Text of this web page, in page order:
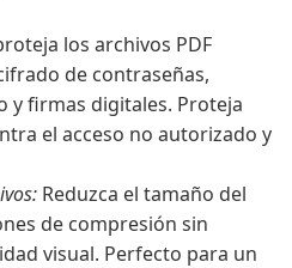
los archivos PDF
de contraseñas,
y firmas digitales. Proteja
el acceso no autorizado y
Reduzca el tamaño del
de compresión sin
visual. Perfecto para un